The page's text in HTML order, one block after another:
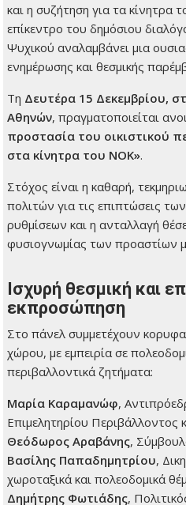
και η συζήτηση για τα κίνητρα
επίκεντρο του δημόσιου
Ψυχικού αναλαμβάνει μια
ενημέρωσης και θεσμικής
Τη Δευτέρα 15 Δεκεμβρίου,
Αθηνών, πραγματοποιείται
προστασία του οικιστικού
στα κίνητρα του ΝΟΚ».
Στόχος είναι η καθαρή,
πολιτών για τις επιπτώσεις
ρυθμίσεων και η ανταλλαγή
φυσιογνωμίας των προαστίων
Ισχυρή θεσμική και
εκπροσώπηση
Στο πάνελ συμμετέχουν
χώρου, με εμπειρία σε
περιβαλλοντικά ζητήματα:
Μαρία Καραμανώφ,
Επιμελητηρίου Περιβάλλοντος
Θεόδωρος Αραβάνης,
Βασίλης Παπαδημητρίου,
χωροταξικά και πολεοδομικά
Δημήτρης Φωτιάδης,